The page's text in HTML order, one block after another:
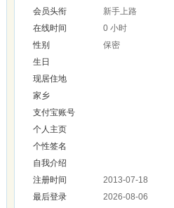
会员头衔
新手上路
在线时间
0 小时
性别
保密
生日
现居住地
家乡
支付宝账号
个人主页
个性签名
自我介绍
注册时间
2013-07-18
最后登录
2026-08-06